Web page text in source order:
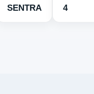
SENTRA 4